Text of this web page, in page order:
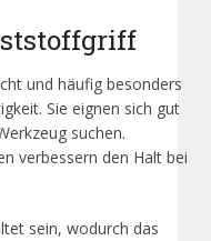
und häufig besonders
Sie eignen sich gut
suchen.
verbessern den Halt bei
sein, wodurch das